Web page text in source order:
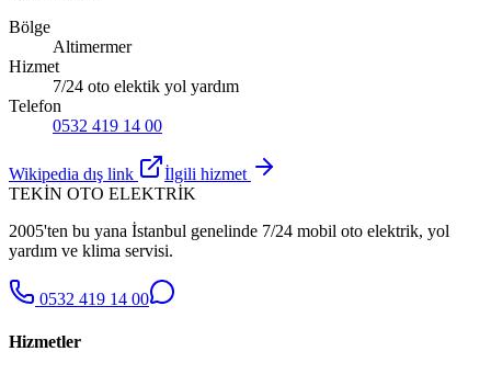
Bölge
Altimermer
Hizmet
7/24 oto elektik yol yardım
Telefon
0532 419 14 00
Wikipedia dış link
İlgili hizmet
TEKİN OTO ELEKTRİK
2005'ten bu yana İstanbul genelinde 7/24 mobil oto elektrik, yol
yardım ve klima servisi.
0532 419 14 00
Hizmetler